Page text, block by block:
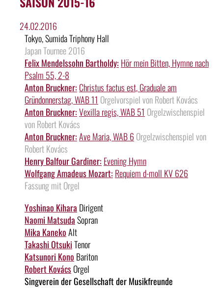
24.02.2016
Tokyo, Sumida Triphony Hall
Japan Tournee 2016
Felix Mendelssohn Bartholdy: Hör mein Bitten, Hymne nach
Psalm 55, 2-8
Anton Bruckner: Christus factus est, Graduale am
Gründonnerstag, WAB 11 Orgelvorspiel von Robert Kovács
Anton Bruckner:Vexilla regis, WAB 51 Orgelzwischenspiel
von Robert Kovács
Anton Bruckner:Ave Maria, WAB 6 Orgelzwischenspiel von
Robert Kovács
Henry Balfour Gardiner: Evening Hymn
Wolfgang Amadeus Mozart: Requiem d-moll KV 626
Fassung mit Orgel
Yoshinao Kihara Dirigent
Naomi MatsudaSopran
Mika KanekoAlt
Takashi OtsukiTenor
Katsunori Kono Bariton
Robert KovácsOrgel
Singverein der Gesellschaft der Musikfreunde